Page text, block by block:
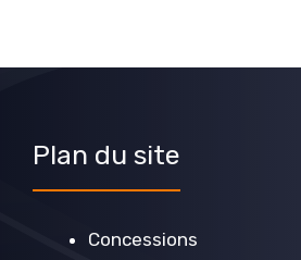
Plan du site
Concessions